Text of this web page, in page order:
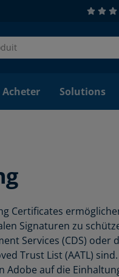
Acheter Solutions
Certificates
Signaturen zu
Services (CDS) oder
Trust List (AATL)
Adobe auf die